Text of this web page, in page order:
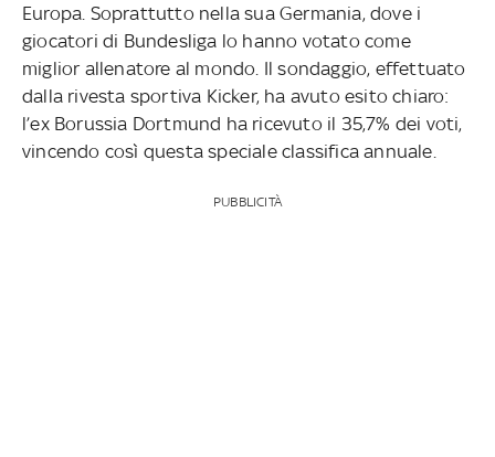
Europa. Soprattutto nella sua Germania, dove i
giocatori di Bundesliga lo hanno votato come
miglior allenatore al mondo. Il sondaggio, effettuato
dalla rivesta sportiva Kicker, ha avuto esito chiaro:
l’ex Borussia Dortmund ha ricevuto il 35,7% dei voti,
vincendo così questa speciale classifica annuale.
PUBBLICITÀ